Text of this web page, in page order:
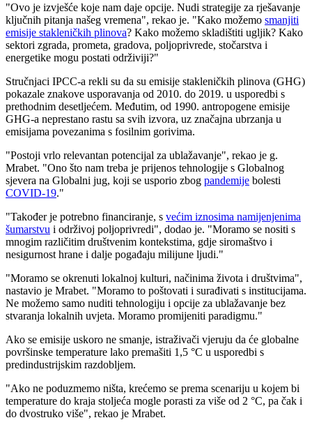
"Ovo je izvješće koje nam daje opcije. Nudi strategije za rješavanje
ključnih pitanja našeg vremena", rekao je. "Kako možemo smanjiti
emisije stakleničkih plinova? Kako možemo skladištiti ugljik? Kako
sektori zgrada, prometa, gradova, poljoprivrede, stočarstva i
energetike mogu postati održiviji?"
Stručnjaci IPCC-a rekli su da su emisije stakleničkih plinova (GHG)
pokazale znakove usporavanja od 2010. do 2019. u usporedbi s
prethodnim desetljećem. Međutim, od 1990. antropogene emisije
GHG-a neprestano rastu sa svih izvora, uz značajna ubrzanja u
emisijama povezanima s fosilnim gorivima.
"Postoji vrlo relevantan potencijal za ublažavanje", rekao je g.
Mrabet. "Ono što nam treba je prijenos tehnologije s Globalnog
sjevera na Globalni jug, koji se usporio zbog pandemije bolesti
COVID-19."
"Također je potrebno financiranje, s većim iznosima namijenjenima
šumarstvu i održivoj poljoprivredi", dodao je. "Moramo se nositi s
mnogim različitim društvenim kontekstima, gdje siromaštvo i
nesigurnost hrane i dalje pogađaju milijune ljudi."
"Moramo se okrenuti lokalnoj kulturi, načinima života i društvima",
nastavio je Mrabet. "Moramo to poštovati i surađivati s institucijama.
Ne možemo samo nuditi tehnologiju i opcije za ublažavanje bez
stvaranja lokalnih uvjeta. Moramo promijeniti paradigmu."
Ako se emisije uskoro ne smanje, istraživači vjeruju da će globalne
površinske temperature lako premašiti 1,5 °C u usporedbi s
predindustrijskim razdobljem.
"Ako ne poduzmemo ništa, krećemo se prema scenariju u kojem bi
temperature do kraja stoljeća mogle porasti za više od 2 °C, pa čak i
do dvostruko više", rekao je Mrabet.